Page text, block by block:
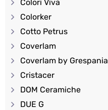
Colori Viva
Colorker
Cotto Petrus
Coverlam
Coverlam by Grespania
Cristacer
DOM Ceramiche
DUE G